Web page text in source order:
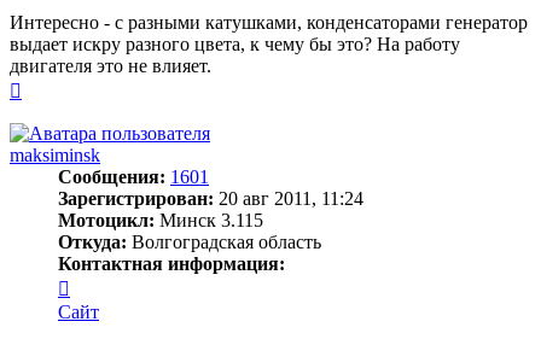
Интересно - с разными катушками, конденсаторами генератор
выдает искру разного цвета, к чему бы это? На работу
двигателя это не влияет.
началу
maksiminsk
Сообщения: 1601
Зарегистрирован: 20 авг 2011, 11:24
Мотоцикл: Минск 3.115
Откуда: Волгоградская область
Контактная информация:
информация
пользователя
Сайт